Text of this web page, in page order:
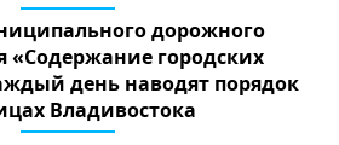
дорожного
«Содержание городских
день наводят порядок
Владивостока